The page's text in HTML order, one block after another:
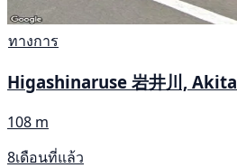
ทางการ
Higashinaruse 岩井川, Akita
108 m
8เดือนที่แล้ว